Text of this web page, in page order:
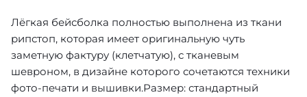
Лёгкая бейсболка полностью выполнена из ткани
рипстоп, которая имеет оригинальную чуть
заметную фактуру (клетчатую), с тканевым
шевроном, в дизайне которого сочетаются техники
фото-печати и вышивки.Размер: стандартный